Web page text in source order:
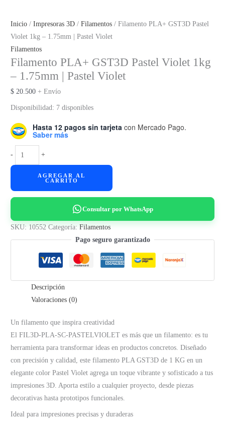
Inicio /Impresoras 3D /Filamentos / Filamento PLA+ GST3D Pastel
Violet 1kg – 1.75mm | Pastel Violet
Filamentos
Filamento PLA+ GST3D Pastel Violet 1kg
– 1.75mm | Pastel Violet
$ 20.500 + Envío
Disponibilidad: 7 disponibles
Hasta 12 pagos sin tarjeta con Mercado Pago.
Saber más
-
Filamento
PLA+
-
1.75mm
cantidad
+
AGREGAR AL
CARRITO
Consultar por WhatsApp
SKU: 10552 Categoría:Filamentos
Pago seguro garantizado
Descripción
Valoraciones (0)
Un filamento que inspira creatividad
El FIL3D-PLA-SC-PASTELVIOLET es más que un filamento: es tu
herramienta para transformar ideas en productos concretos. Diseñado
con precisión y calidad, este filamento PLA GST3D de 1 KG en un
elegante color Pastel Violet agrega un toque vibrante y sofisticado a tus
impresiones 3D. Aporta estilo a cualquier proyecto, desde piezas
decorativas hasta prototipos funcionales.
Ideal para impresiones precisas y duraderas